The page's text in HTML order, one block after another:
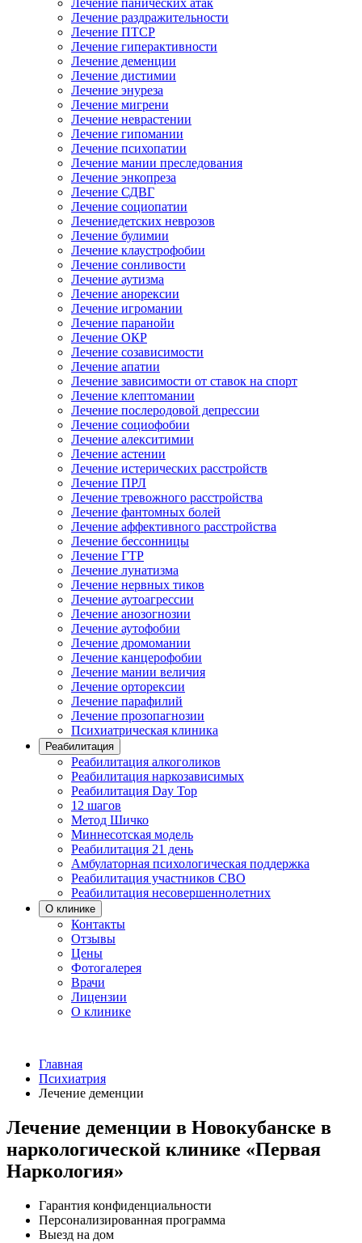
Лечение панических атак
Лечение раздражительности
Лечение ПТСР
Лечение гиперактивности
Лечение деменции
Лечение дистимии
Лечение энуреза
Лечение мигрени
Лечение неврастении
Лечение гипомании
Лечение психопатии
Лечение мании преследования
Лечение энкопреза
Лечение СДВГ
Лечение социопатии
Лечениедетских неврозов
Лечение булимии
Лечение клаустрофобии
Лечение сонливости
Лечение аутизма
Лечение анорексии
Лечение игромании
Лечение паранойи
Лечение ОКР
Лечение созависимости
Лечение апатии
Лечение зависимости от ставок на спорт
Лечение клептомании
Лечение послеродовой депрессии
Лечение социофобии
Лечение алекситимии
Лечение астении
Лечение истерических расстройств
Лечение ПРЛ
Лечение тревожного расстройства
Лечение фантомных болей
Лечение аффективного расстройства
Лечение бессонницы
Лечение ГТР
Лечение лунатизма
Лечение нервных тиков
Лечение аутоагрессии
Лечение анозогнозии
Лечение аутофобии
Лечение дромомании
Лечение канцерофобии
Лечение мании величия
Лечение орторексии
Лечение парафилий
Лечение прозопагнозии
Психиатрическая клиника
Реабилитация
Реабилитация алкоголиков
Реабилитация наркозависимых
Реабилитация Day Top
12 шагов
Метод Шичко
Миннесотская модель
Реабилитация 21 день
Амбулаторная психологическая поддержка
Реабилитация участников СВО
Реабилитация несовершеннолетних
О клинике
Контакты
Отзывы
Цены
Фотогалерея
Врачи
Лицензии
О клинике
Главная
Психиатрия
Лечение деменции
Лечение деменции в Новокубанске в
наркологической клинике «Первая
Наркология»
Гарантия конфиденциальности
Персонализированная программа
Выезд на дом